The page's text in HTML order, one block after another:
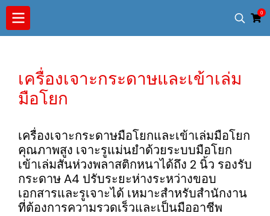
0
เครื่องเจาะกระดาษและเข้าเล่ม
มือโยก
เครื่องเจาะกระดาษมือโยกและเข้าเล่มมือโยก
คุณภาพสูง เจาะรูแม่นยำด้วยระบบมือโยก
เข้าเล่มสันห่วงพลาสติกหนาได้ถึง 2 นิ้ว รองรับ
กระดาษ A4 ปรับระยะห่างระหว่างขอบ
เอกสารและรูเจาะได้ เหมาะสำหรับสำนักงาน
ที่ต้องการความรวดเร็วและเป็นมืออาชีพ